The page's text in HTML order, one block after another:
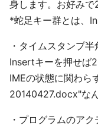
身します。お好みで
*蛇足キー群とは、
・タイムスタンプ半
Insertキーを押せば
IMEの状態に関わら
20140427.docx"な
・プログラムのア